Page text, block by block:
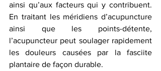
ainsi qu’aux facteurs qui y contribuent.
En traitant les méridiens d’acupuncture
ainsi que les points-détente,
l’acupuncteur peut soulager rapidement
les douleurs causées par la fasciite
plantaire de façon durable.